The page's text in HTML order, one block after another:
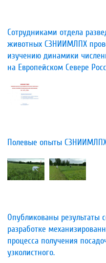
Сотрудниками отдела
животных СЗНИИМЛПХ
изучению динамики
на Европейском Севере
Полевые опыты
Опубликованы результаты
разработке
процесса получения
узколистного.